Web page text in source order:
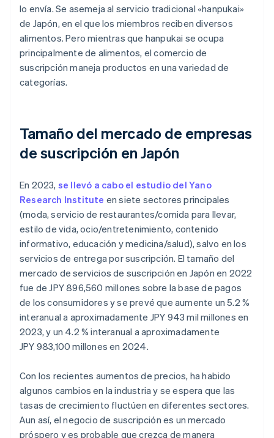
lo envía. Se asemeja al servicio tradicional «hanpukai»
de Japón, en el que los miembros reciben diversos
alimentos. Pero mientras que hanpukai se ocupa
principalmente de alimentos, el comercio de
suscripción maneja productos en una variedad de
categorías.
Tamaño del mercado de empresas
de suscripción en Japón
En 2023, se llevó a cabo el estudio del Yano
Research Institute en siete sectores principales
(moda, servicio de restaurantes/comida para llevar,
estilo de vida, ocio/entretenimiento, contenido
informativo, educación y medicina/salud), salvo en los
servicios de entrega por suscripción. El tamaño del
mercado de servicios de suscripción en Japón en 2022
fue de JPY 896,560 millones sobre la base de pagos
de los consumidores y se prevé que aumente un 5.2 %
interanual a aproximadamente JPY 943 mil millones en
2023, y un 4.2 % interanual a aproximadamente
JPY 983,100 millones en 2024.
Con los recientes aumentos de precios, ha habido
algunos cambios en la industria y se espera que las
tasas de crecimiento fluctúen en diferentes sectores.
Aun así, el negocio de suscripción es un mercado
próspero y es probable que crezca de manera